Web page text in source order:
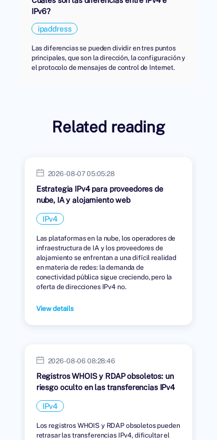
IPv6?
ipaddress
Las diferencias se pueden dividir en tres puntos
principales, que son la dirección, la configuración y
el protocolo de mensajes de control de Internet.
Related reading
2026-08-07 05:05:28
Estrategia IPv4 para proveedores de
nube, IA y alojamiento web
IPv4
Las plataformas en la nube, los operadores de
infraestructura de IA y los proveedores de
alojamiento se enfrentan a una difícil realidad
en materia de redes: la demanda de
conectividad pública sigue creciendo, pero la
oferta de direcciones IPv4 no.
View details
2026-08-06 08:28:46
Registros WHOIS y RDAP obsoletos: un
riesgo oculto en las transferencias IPv4
IPv4
Los registros WHOIS y RDAP obsoletos pueden
retrasar las transferencias IPv4, dificultar el